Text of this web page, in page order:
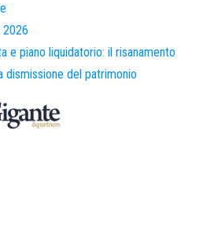
2026
e piano liquidatorio: il risanamento
dismissione del patrimonio